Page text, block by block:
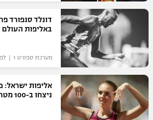
רשיון להקרנה פומבית לבית עסק
הצטרפות לחבילת הערוצים
לוח דרושים – ג'ובנט
תגיות
המגזין
דונלד סנפורד
באליפות העולם
מערכת ספורט 1 | לפני 11 שנים
אליפות ישראל:
ניצחו ב-100 מטר